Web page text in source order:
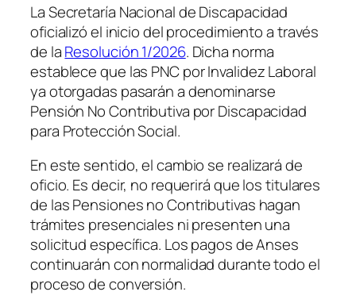
La Secretaría Nacional de Discapacidad
oficializó el inicio del procedimiento a través
de laResolución 1/2026. Dicha norma
establece que las PNC por Invalidez Laboral
ya otorgadas pasarán a denominarse
Pensión No Contributiva por Discapacidad
para Protección Social.
En este sentido, el cambio se realizará de
oficio. Es decir, no requerirá que los titulares
de las Pensiones no Contributivas hagan
trámites presenciales ni presenten una
solicitud específica. Los pagos de Anses
continuarán con normalidad durante todo el
proceso de conversión.